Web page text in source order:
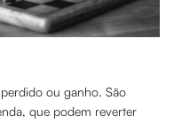
ou ganho. São
que podem reverter